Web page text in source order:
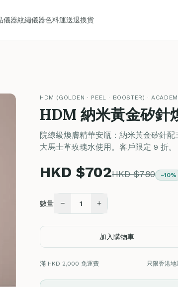
儀器紋繡儀器色料運送退換貨
HDM (GOLDEN · PEEL · BOOSTER) ·
HDM 納米黃金矽針
院線級煥膚精華安瓶：納米黃金矽針
大馬士革玫瑰水使用。客戶限定 9 折。
HKD $702HKD $780 −10%
數量 − 1 +
加入購物車
滿 HKD 2,000 免運費 只限香港地